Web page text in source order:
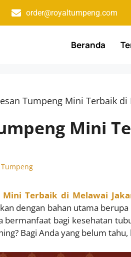
order@royaltumpeng.com​
Beranda
Tumpeng Mini Terbaik di
Mini
Tumpeng
Mini Terbaik di Melawai
dengan bahan utama
bermanfaat bagi kesehatan
Bagi Anda yang belum